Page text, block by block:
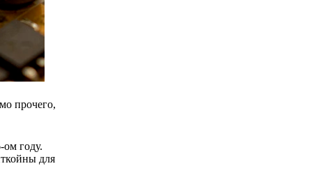
прочего,
году.
для